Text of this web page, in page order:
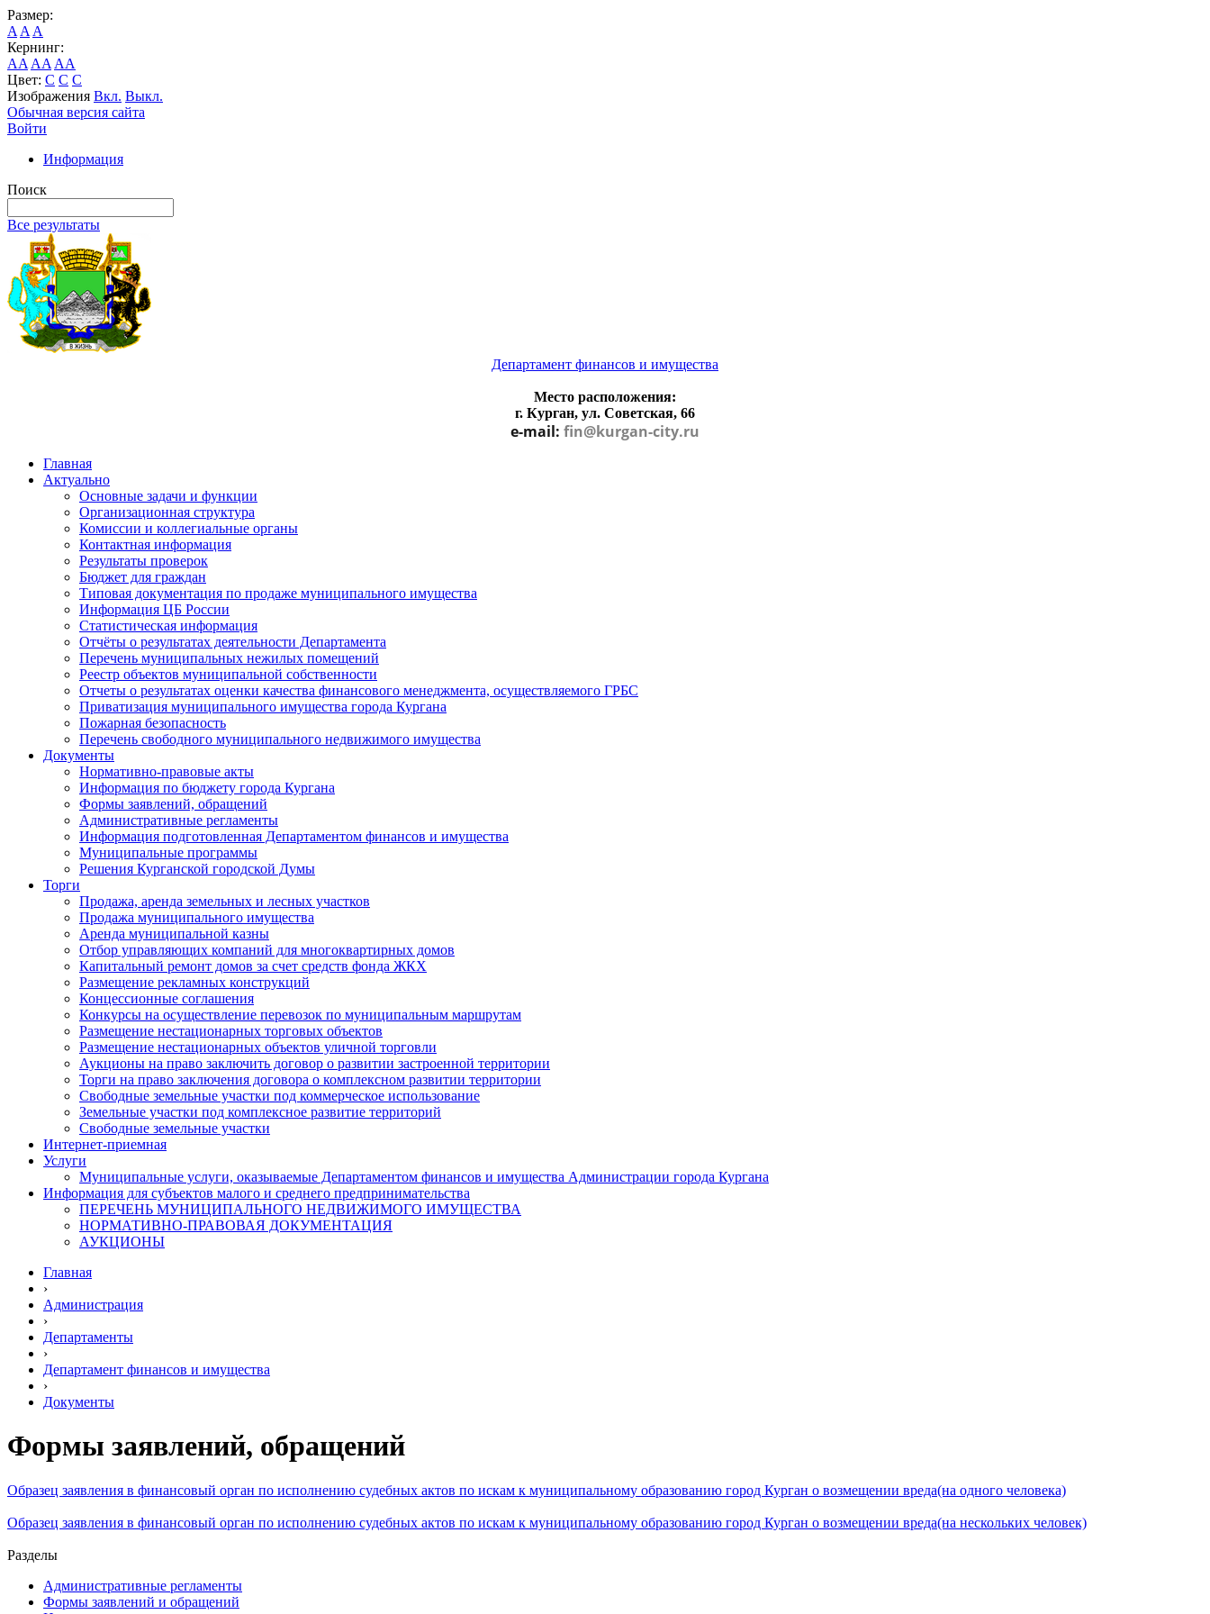
Размер:
A A A
Кернинг:
AA AA AA
Цвет: C C C
Изображения Вкл. Выкл.
Обычная версия сайта
Войти
Информация
Поиск
Все результаты
Департамент финансов и имущества
Место расположения:
г. Курган, ул. Советская, 66
e-mail: fin@kurgan-city.ru
Главная
Актуально
Основные задачи и функции
Организационная структура
Комиссии и коллегиальные органы
Контактная информация
Результаты проверок
Бюджет для граждан
Типовая документация по продаже муниципального имущества
Информация ЦБ России
Статистическая информация
Отчёты о результатах деятельности Департамента
Перечень муниципальных нежилых помещений
Реестр объектов муниципальной собственности
Отчеты о результатах оценки качества финансового менеджмента, осуществляемого ГРБС
Приватизация муниципального имущества города Кургана
Пожарная безопасность
Перечень свободного муниципального недвижимого имущества
Документы
Нормативно-правовые акты
Информация по бюджету города Кургана
Формы заявлений, обращений
Административные регламенты
Информация подготовленная Департаментом финансов и имущества
Муниципальные программы
Решения Курганской городской Думы
Торги
Продажа, аренда земельных и лесных участков
Продажа муниципального имущества
Аренда муниципальной казны
Отбор управляющих компаний для многоквартирных домов
Капитальный ремонт домов за счет средств фонда ЖКХ
Размещение рекламных конструкций
Концессионные соглашения
Конкурсы на осуществление перевозок по муниципальным маршрутам
Размещение нестационарных торговых объектов
Размещение нестационарных объектов уличной торговли
Аукционы на право заключить договор о развитии застроенной территории
Торги на право заключения договора о комплексном развитии территории
Свободные земельные участки под коммерческое использование
Земельные участки под комплексное развитие территорий
Свободные земельные участки
Интернет-приемная
Услуги
Муниципальные услуги, оказываемые Департаментом финансов и имущества Администрации города Кургана
Информация для субъектов малого и среднего предпринимательства
ПЕРЕЧЕНЬ МУНИЦИПАЛЬНОГО НЕДВИЖИМОГО ИМУЩЕСТВА
НОРМАТИВНО-ПРАВОВАЯ ДОКУМЕНТАЦИЯ
АУКЦИОНЫ
Главная
›
Администрация
›
Департаменты
›
Департамент финансов и имущества
›
Документы
Формы заявлений, обращений
Образец заявления в финансовый орган по исполнению судебных актов по искам к муниципальному образованию город Курган о возмещении вреда(на одного человека)
Образец заявления в финансовый орган по исполнению судебных актов по искам к муниципальному образованию город Курган о возмещении вреда(на нескольких человек)
Разделы
Административные регламенты
Формы заявлений и обращений